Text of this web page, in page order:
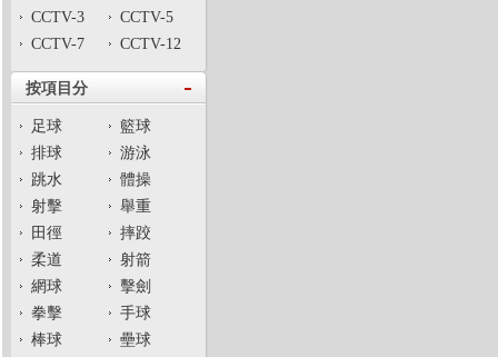
CCTV-3
CCTV-5
CCTV-7
CCTV-12
按項目分
足球
籃球
排球
游泳
跳水
體操
射擊
舉重
田徑
摔跤
柔道
射箭
網球
擊劍
拳擊
手球
棒球
壘球